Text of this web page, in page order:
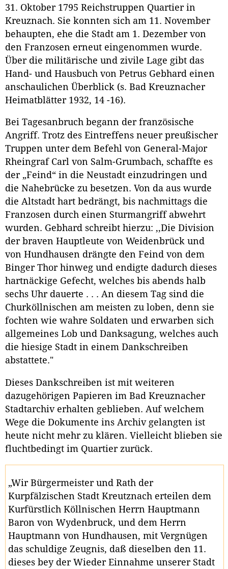
31. Oktober 1795 Reichstruppen Quartier in
Kreuznach. Sie konnten sich am 11. November
behaupten, ehe die Stadt am 1. Dezember von
den Franzosen erneut eingenommen wurde.
Über die militärische und zivile Lage gibt das
Hand- und Hausbuch von Petrus Gebhard einen
anschaulichen Überblick (s. Bad Kreuznacher
Heimatblätter 1932, 14 -16).
Bei Tagesanbruch begann der französische
Angriff. Trotz des Eintreffens neuer preußischer
Truppen unter dem Befehl von General-Major
Rheingraf Carl von Salm-Grumbach, schaffte es
der „Feind“ in die Neustadt einzudringen und
die Nahebrücke zu besetzen. Von da aus wurde
die Altstadt hart bedrängt, bis nachmittags die
Franzosen durch einen Sturmangriff abwehrt
wurden. Gebhard schreibt hierzu: ,,Die Division
der braven Hauptleute von Weidenbrück und
von Hundhausen drängte den Feind von dem
Binger Thor hinweg und endigte dadurch dieses
hartnäckige Gefecht, welches bis abends halb
sechs Uhr dauerte . . . An diesem Tag sind die
Churköllnischen am meisten zu loben, denn sie
fochten wie wahre Soldaten und erwarben sich
allgemeines Lob und Danksagung, welches auch
die hiesige Stadt in einem Dankschreiben
abstattete."
Dieses Dankschreiben ist mit weiteren
dazugehörigen Papieren im Bad Kreuznacher
Stadtarchiv erhalten geblieben. Auf welchem
Wege die Dokumente ins Archiv gelangten ist
heute nicht mehr zu klären. Vielleicht blieben sie
fluchtbedingt im Quartier zurück.
„Wir Bürgermeister und Rath der
Kurpfälzischen Stadt Kreutznach erteilen dem
Kurfürstlich Köllnischen Herrn Hauptmann
Baron von Wydenbruck, und dem Herrn
Hauptmann von Hundhausen, mit Vergnügen
das schuldige Zeugnis, daß dieselben den 11.
dieses bey der Wieder Einnahme unserer Stadt